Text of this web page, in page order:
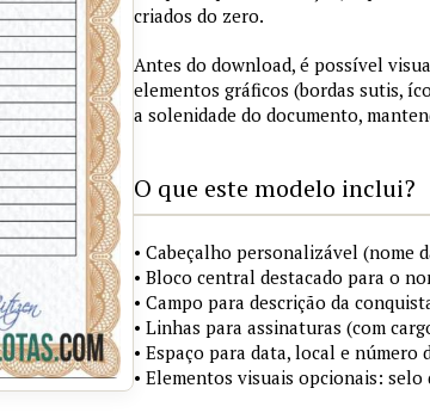
criados do zero.
Antes do download, é possível
elementos gráficos (bordas sutis,
a solenidade do documento,
O que este modelo inclui?
• Cabeçalho personalizável
• Bloco central destacado para o
• Campo para descrição da
• Linhas para assinaturas (com
• Espaço para data, local e número
• Elementos visuais opcionais: